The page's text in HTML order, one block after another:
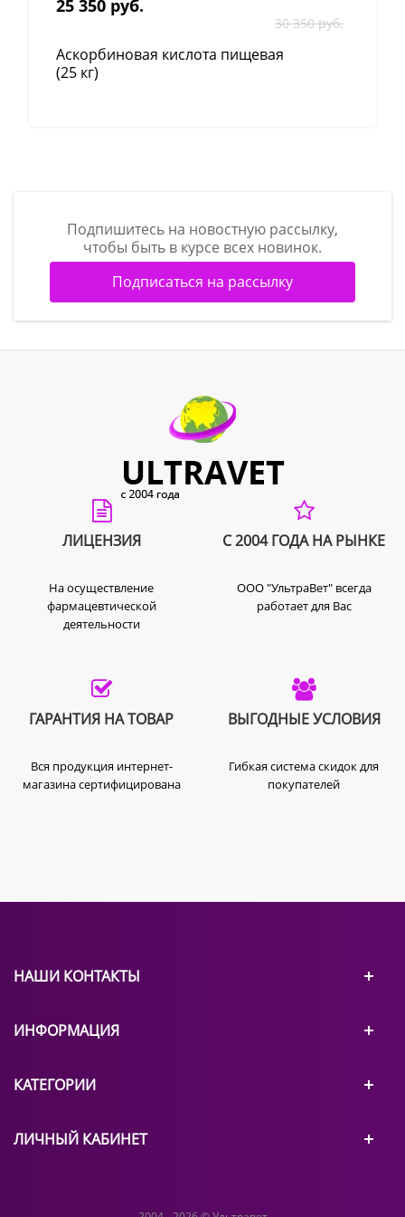
Хранить в сухом, недоступном для света месте.
25 350 руб.
30 350 руб.
Аскорбиновая кислота пищевая
(25 кг)
Подпишитесь на новостную рассылку,
чтобы быть в курсе всех новинок.
Подписаться на рассылку
ЛИЦЕНЗИЯ
На осуществление
фармацевтической
деятельности
С 2004 ГОДА НА РЫНКЕ
ООО "УльтраВет" всегда
работает для Вас
ГАРАНТИЯ НА ТОВАР
Вся продукция интернет-
магазина сертифицирована
ВЫГОДНЫЕ УСЛОВИЯ
Гибкая система скидок для
покупателей
НАШИ КОНТАКТЫ
ИНФОРМАЦИЯ
КАТЕГОРИИ
ЛИЧНЫЙ КАБИНЕТ